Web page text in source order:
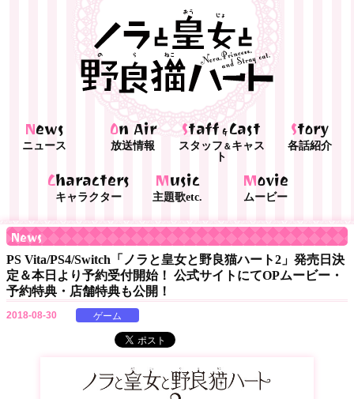
News
ニュース On Air
放送情報 Staff&Cast
スタッフ ＆ キャス
ト
Story
各話紹介
Characters
キャラクター Music
主題歌etc. Movie
ムービー
News
PS Vita/PS4/Switch「ノラと皇女と野良猫ハート2」発売日決
定＆本日より予約受付開始！ 公式サイトにてOPムービー・
予約特典・店舗特典も公開！
2018-08-30 ゲーム